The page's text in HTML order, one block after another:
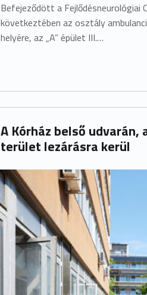
Befejeződött a Fejlődésneurológiai
következtében az osztály
helyére, az „A” épület III.…
A Kórház belső udvarán,
terület lezárásra kerül